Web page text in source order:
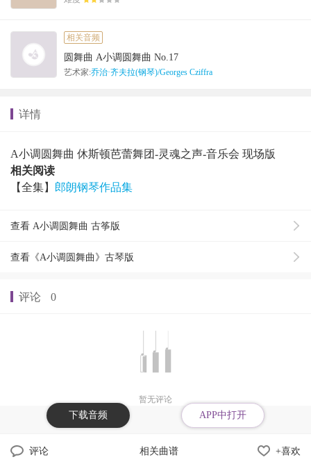
相关音频
圆舞曲 A小调圆舞曲 No.17
艺术家:乔治·齐夫拉(钢琴)/Georges Cziffra
详情
A小调圆舞曲 休斯顿芭蕾舞团-灵魂之声-音乐会 现场版
相关阅读
【全集】 郎朗钢琴作品集
查看 A小调圆舞曲 古筝版
查看《A小调圆舞曲》古琴版
下载音频 APP中打开
评论 相关曲谱 +喜欢
评论 0
暂无评论